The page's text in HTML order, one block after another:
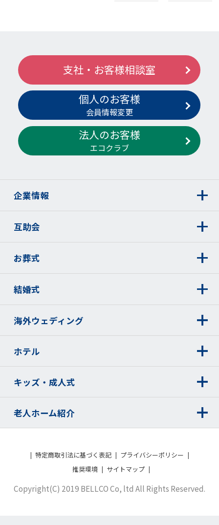
支社・お客様相談室
個人のお客様
会員情報変更
法人のお客様
エコクラブ
企業情報
互助会
お葬式
結婚式
海外ウェディング
ホテル
キッズ・成人式
老人ホーム紹介
特定商取引法に基づく表記
プライバシーポリシー
推奨環境
サイトマップ
Copyright(C) 2019 BELLCO Co, ltd All Rights Reserved.